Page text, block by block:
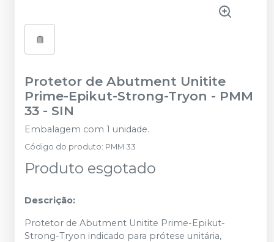
Protetor de Abutment Unitite
Prime-Epikut-Strong-Tryon - PMM
33 - SIN
Embalagem com 1 unidade.
Código do produto: PMM 33
Produto esgotado
Descrição:
Protetor de Abutment Unitite Prime-Epikut-
Strong-Tryon indicado para prótese unitária,